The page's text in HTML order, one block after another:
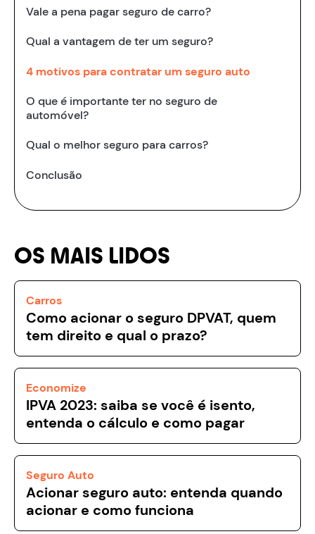
Vale a pena pagar seguro de carro?
Qual a vantagem de ter um seguro?
4 motivos para contratar um seguro auto
O que é importante ter no seguro de
automóvel?
Qual o melhor seguro para carros?
Conclusão
OS MAIS LIDOS
Carros
Como acionar o seguro DPVAT, quem
tem direito e qual o prazo?
Economize
IPVA 2023: saiba se você é isento,
entenda o cálculo e como pagar
Seguro Auto
Acionar seguro auto: entenda quando
acionar e como funciona